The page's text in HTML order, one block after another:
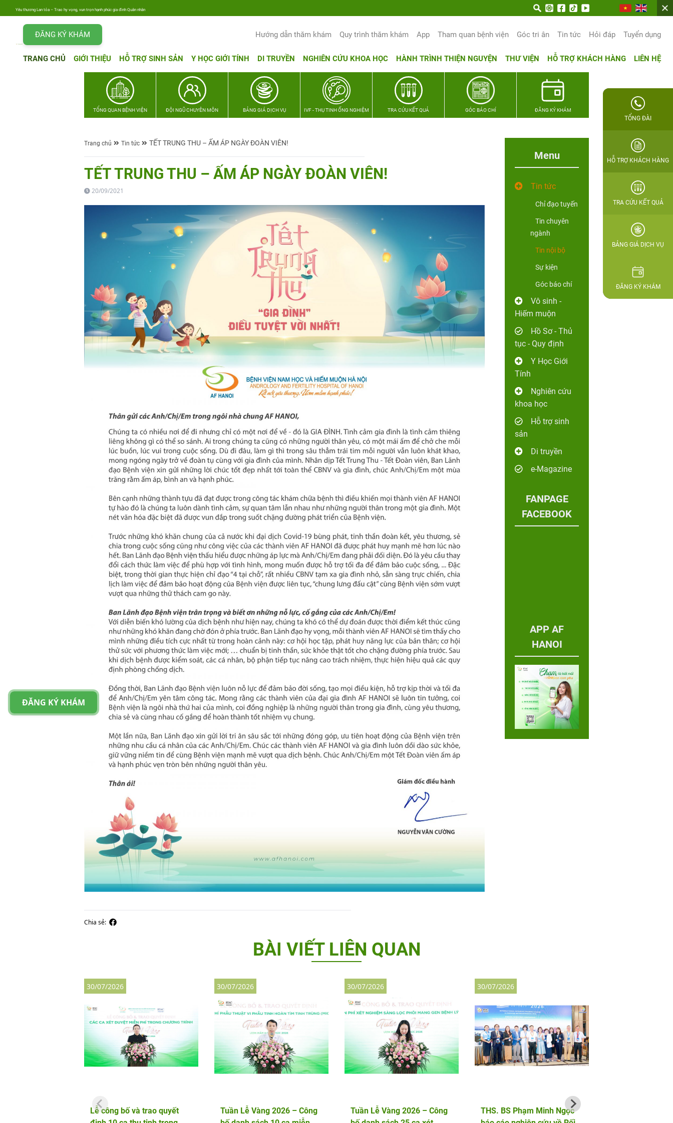
Yêu thương Lan tỏa – Trao hy vọng, vun trọn hạnh phúc gia đình Quân nhân
ĐĂNG KÝ KHÁM Hướng dẫn thăm khám Quy trình thăm khám App Tham quan bệnh viện Góc tri ân Tin tức Hỏi đáp Tuyển dụng
TRANG CHỦ GIỚI THIỆU HỖ TRỢ SINH SẢN Y HỌC GIỚI TÍNH DI TRUYỀN NGHIÊN CỨU KHOA HỌC HÀNH TRÌNH THIỆN NGUYỆN THƯ VIỆN HỖ TRỢ KHÁCH HÀNG LIÊN HỆ
TỔNG QUAN BỆNH VIỆN ĐỘI NGŨ CHUYÊN MÔN BẢNG GIÁ DỊCH VỤ IVF - THỤ TINH ỐNG NGHIỆM TRA CỨU KẾT QUẢ GÓC BÁO CHÍ ĐĂNG KÝ KHÁM
Trang chủ Tin tức TẾT TRUNG THU – ẤM ÁP NGÀY ĐOÀN VIÊN!
TẾT TRUNG THU – ẤM ÁP NGÀY ĐOÀN VIÊN!
20/09/2021
Chia sẻ:
Menu
Tin tức
Chỉ đạo tuyến
Tin chuyên
ngành
Tin nội bộ
Sự kiện
Góc báo chí
Vô sinh -
Hiếm muộn
Hồ Sơ - Thủ
tục - Quy định
Y Học Giới
Tính
Nghiên cứu
khoa học
Hỗ trợ sinh
sản
Di truyền
e-Magazine
FANPAGE
FACEBOOK
APP AF
HANOI
BÀI VIẾT LIÊN QUAN
Lễ công bố và trao quyết
30/07/2026
Tuần Lễ Vàng 2026 – Công
30/07/2026
Tuần Lễ Vàng 2026 – Công
30/07/2026
THS. BS Phạm Minh Ngọc
30/07/2026
TỔNG ĐÀI
HỖ TRỢ KHÁCH HÀNG
TRA CỨU KẾT QUẢ
BẢNG GIÁ DỊCH VỤ
ĐĂNG KÝ KHÁM
ĐĂNG KÝ KHÁM